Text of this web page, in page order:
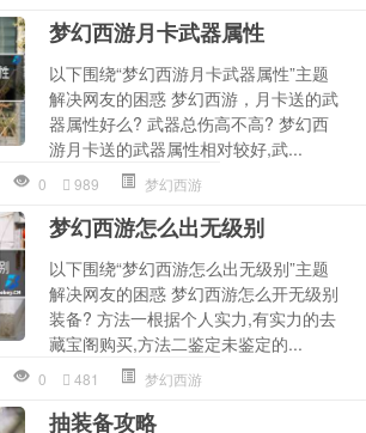
梦幻西游月卡武器属性
以下围绕“梦幻西游月卡武器属性”主题
解决网友的困惑 梦幻西游，月卡送的武
器属性好么? 武器总伤高不高? 梦幻西
游月卡送的武器属性相对较好,武...
0 989 梦幻西游
梦幻西游怎么出无级别
以下围绕“梦幻西游怎么出无级别”主题
解决网友的困惑 梦幻西游怎么开无级别
装备? 方法一根据个人实力,有实力的去
藏宝阁购买,方法二鉴定未鉴定的...
0 481 梦幻西游
抽装备攻略